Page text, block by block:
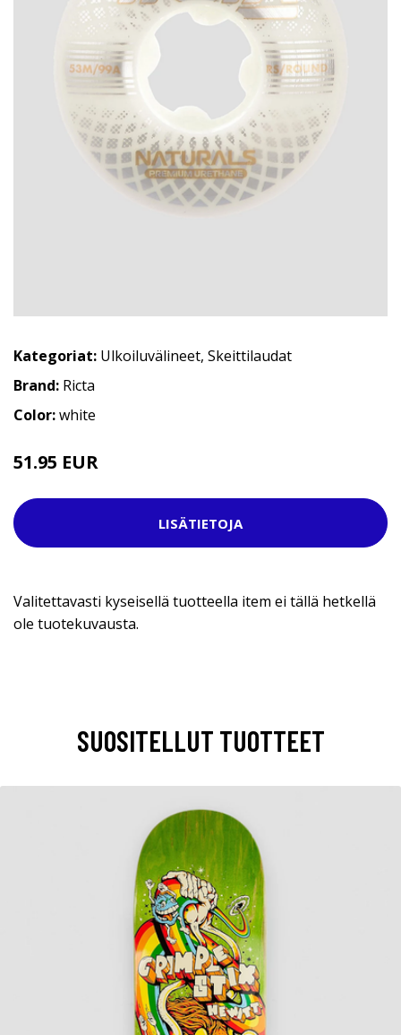
Kategoriat: Ulkoiluvälineet, Skeittilaudat
Brand: Ricta
Color:white
51.95 EUR
LISÄTIETOJA
Valitettavasti kyseisellä tuotteella item ei tällä hetkellä
ole tuotekuvausta.
SUOSITELLUT TUOTTEET